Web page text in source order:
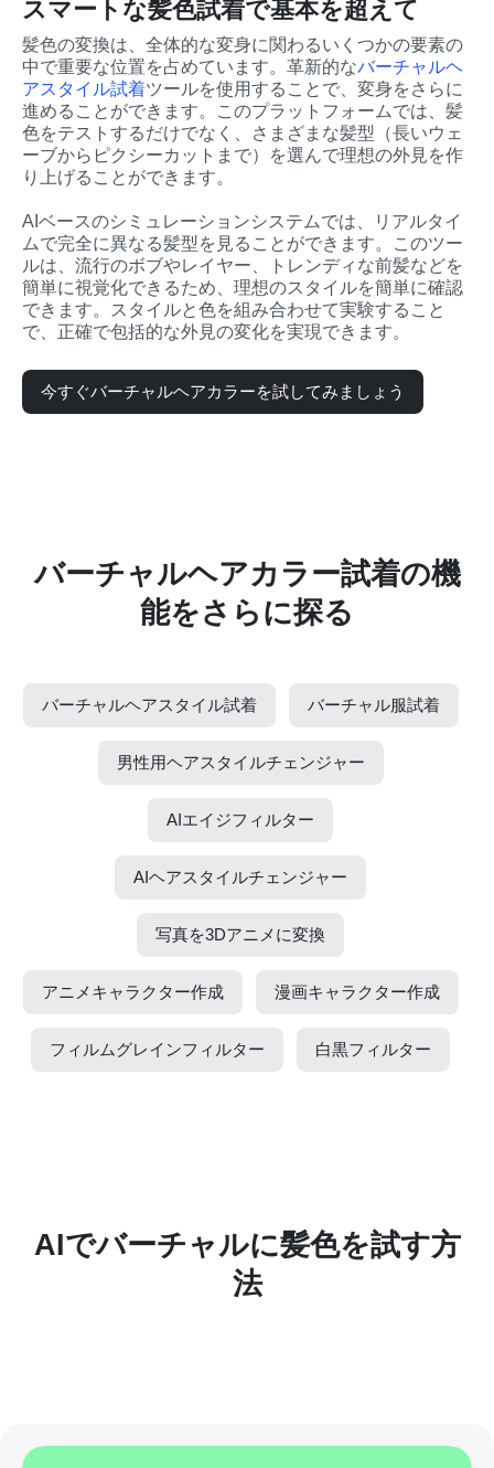
スマートな髪色試着で基本を超えて
髪色の変換は、全体的な変身に関わるいくつかの要素の
中で重要な位置を占めています。革新的なバーチャルヘ
アスタイル試着ツールを使用することで、変身をさらに
進めることができます。このプラットフォームでは、髪
色をテストするだけでなく、さまざまな髪型（長いウェ
ーブからピクシーカットまで）を選んで理想の外見を作
り上げることができます。
AIベースのシミュレーションシステムでは、リアルタイ
ムで完全に異なる髪型を見ることができます。このツー
ルは、流行のボブやレイヤー、トレンディな前髪などを
簡単に視覚化できるため、理想のスタイルを簡単に確認
できます。スタイルと色を組み合わせて実験すること
で、正確で包括的な外見の変化を実現できます。
今すぐバーチャルヘアカラーを試してみましょう
バーチャルヘアカラー試着の機
能をさらに探る
バーチャルヘアスタイル試着 バーチャル服試着
男性用ヘアスタイルチェンジャー
AIエイジフィルター
AIヘアスタイルチェンジャー
写真を3Dアニメに変換
アニメキャラクター作成 漫画キャラクター作成
フィルムグレインフィルター 白黒フィルター
AIでバーチャルに髪色を試す方
法